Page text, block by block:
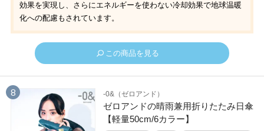
効果を実現し、さらにエネルギーを使わない冷却効果で地球温暖
化への配慮もされています。
この商品を見る
-0&（ゼロアンド）
ゼロアンドの晴雨兼用折りたたみ日傘
【軽量50cm/6カラー】